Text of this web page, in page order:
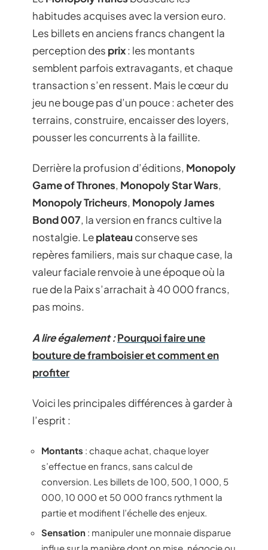
habitudes acquises avec la version euro.
Les billets en anciens francs changent la
perception des prix: les montants
semblent parfois extravagants, et chaque
transaction s’en ressent. Mais le cœur du
jeu ne bouge pas d’un pouce : acheter des
terrains, construire, encaisser des loyers,
pousser les concurrents à la faillite.
Derrière la profusion d’éditions, Monopoly
Game of Thrones, Monopoly Star Wars,
Monopoly Tricheurs, Monopoly James
Bond 007, la version en francs cultive la
nostalgie. Leplateau conserve ses
repères familiers, mais sur chaque case, la
valeur faciale renvoie à une époque où la
rue de la Paix s’arrachait à 40 000 francs,
pas moins.
A lire également :Pourquoi faire une
bouture de framboisier et comment en
profiter
Voici les principales différences à garder à
l’esprit :
Montants : chaque achat, chaque loyer
s’effectue en francs, sans calcul de
conversion. Les billets de 100, 500, 1 000, 5
000, 10 000 et 50 000 francs rythment la
partie et modifient l’échelle des enjeux.
Sensation : manipuler une monnaie disparue